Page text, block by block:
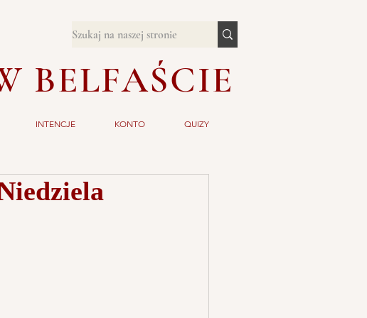
BELFAŚCIE
INTENCJE KONTO QUIZY